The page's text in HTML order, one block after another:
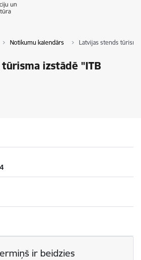
Notikumu kalendārs Latvijas stends
izstādē "ITB
ir beidzies